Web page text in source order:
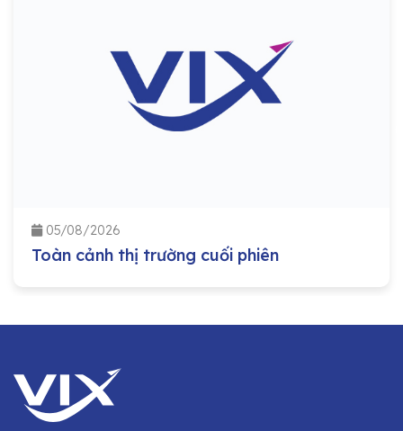
05/08/2026
Toàn cảnh thị trường cuối phiên